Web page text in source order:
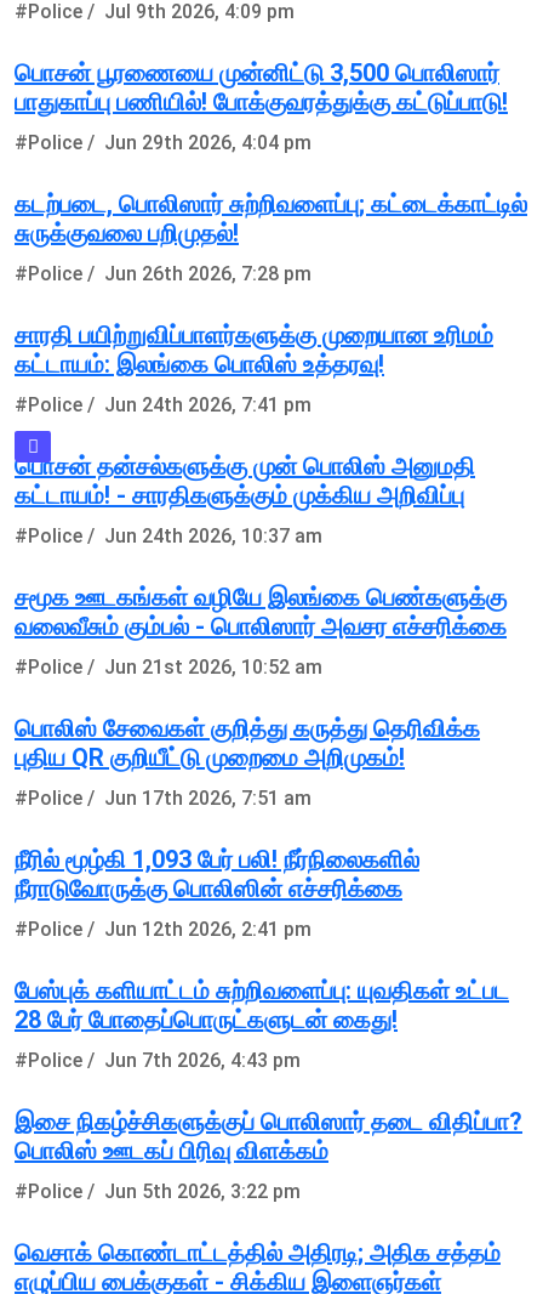
#Police / Jul 9th 2026, 4:09 pm
பொசன் பூரணையை முன்னிட்டு 3,500 பொலிஸார்
பாதுகாப்பு பணியில்! போக்குவரத்துக்கு கட்டுப்பாடு!
#Police / Jun 29th 2026, 4:04 pm
கடற்படை, பொலிஸார் சுற்றிவளைப்பு; கட்டைக்காட்டில்
சுருக்குவலை பறிமுதல்!
#Police / Jun 26th 2026, 7:28 pm
சாரதி பயிற்றுவிப்பாளர்களுக்கு முறையான உரிமம்
கட்டாயம்: இலங்கை பொலிஸ் உத்தரவு!
#Police / Jun 24th 2026, 7:41 pm
பொசன் தன்சல்களுக்கு முன் பொலிஸ் அனுமதி
கட்டாயம்! - சாரதிகளுக்கும் முக்கிய அறிவிப்பு
#Police / Jun 24th 2026, 10:37 am
சமூக ஊடகங்கள் வழியே இலங்கை பெண்களுக்கு
வலைவீசும் கும்பல் - பொலிஸார் அவசர எச்சரிக்கை
#Police / Jun 21st 2026, 10:52 am
பொலிஸ் சேவைகள் குறித்து கருத்து தெரிவிக்க
புதிய QR குறியீட்டு முறைமை அறிமுகம்!
#Police / Jun 17th 2026, 7:51 am
நீரில் மூழ்கி 1,093 பேர் பலி! நீர்நிலைகளில்
நீராடுவோருக்கு பொலிஸின் எச்சரிக்கை
#Police / Jun 12th 2026, 2:41 pm
பேஸ்புக் களியாட்டம் சுற்றிவளைப்பு: யுவதிகள் உட்பட
28 பேர் போதைப்பொருட்களுடன் கைது!
#Police / Jun 7th 2026, 4:43 pm
இசை நிகழ்ச்சிகளுக்குப் பொலிஸார் தடை விதிப்பா?
பொலிஸ் ஊடகப் பிரிவு விளக்கம்
#Police / Jun 5th 2026, 3:22 pm
வெசாக் கொண்டாட்டத்தில் அதிரடி; அதிக சத்தம்
எழுப்பிய பைக்குகள் - சிக்கிய இளைஞர்கள்